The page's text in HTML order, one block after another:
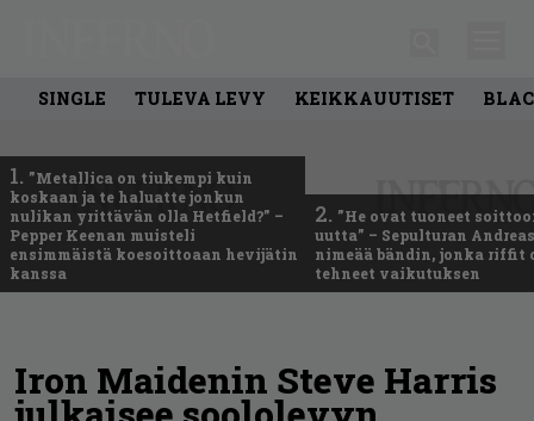
SINGLE TULEVA LEVY KEIKKAUUTISET
1. ”Metallica on tiukempi kuin
koskaan ja te haluatte jonkun
nulikan yrittävän olla Hetfield?” –
Pepper Keenan muisteli
ensimmäistä koesoittoaan hevijätin
kanssa
2. ”He ovat tuoneet
uutta” – Sepulturan
nimeää bändin, jonka riffit
tehneet vaikutuksen
Iron Maidenin Steve Harris